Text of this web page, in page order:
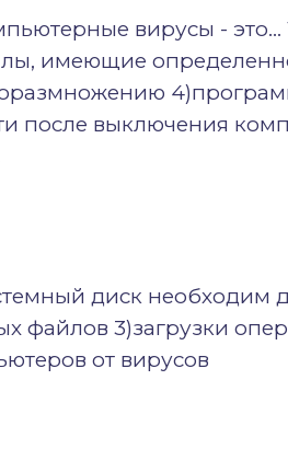
вирусы -
имеющие
после выключения
диск необходим
файлов 3)загрузки
от вирусов